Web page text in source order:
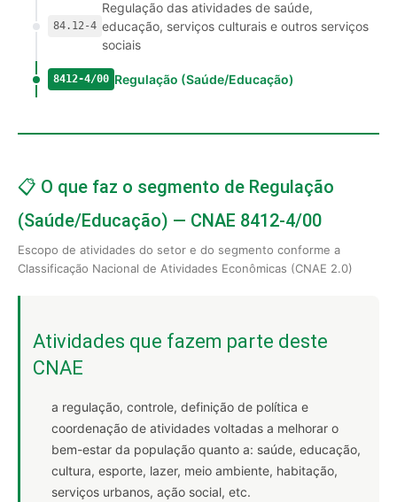
84.12-4
Regulação das atividades de saúde,
educação, serviços culturais e outros serviços
sociais
8412-4/00 Regulação (Saúde/Educação)
📋 O que faz o segmento de Regulação
(Saúde/Educação) — CNAE 8412-4/00
Escopo de atividades do setor e do segmento conforme a
Classificação Nacional de Atividades Econômicas (CNAE 2.0)
Atividades que fazem parte deste
CNAE
a regulação, controle, definição de política e
coordenação de atividades voltadas a melhorar o
bem-estar da população quanto a: saúde, educação,
cultura, esporte, lazer, meio ambiente, habitação,
serviços urbanos, ação social, etc.